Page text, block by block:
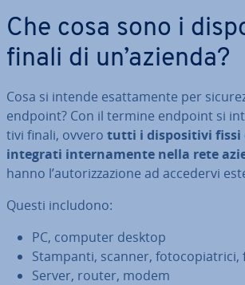
Che cosa sono i
finali di un’azienda?
Cosa si intende esat­ta­men­te per
endpoint? Con il termine endpoint si
ti­vi finali, ovvero tutti i di­spo­si­ti­vi fissi
integrati in­ter­na­men­te nella rete
hanno l’au­to­riz­za­zio­ne ad accedervi
Questi includono:
PC, computer desktop
Stampanti, scanner, fo­to­co­pia­tri­ci,
Server, router, modem